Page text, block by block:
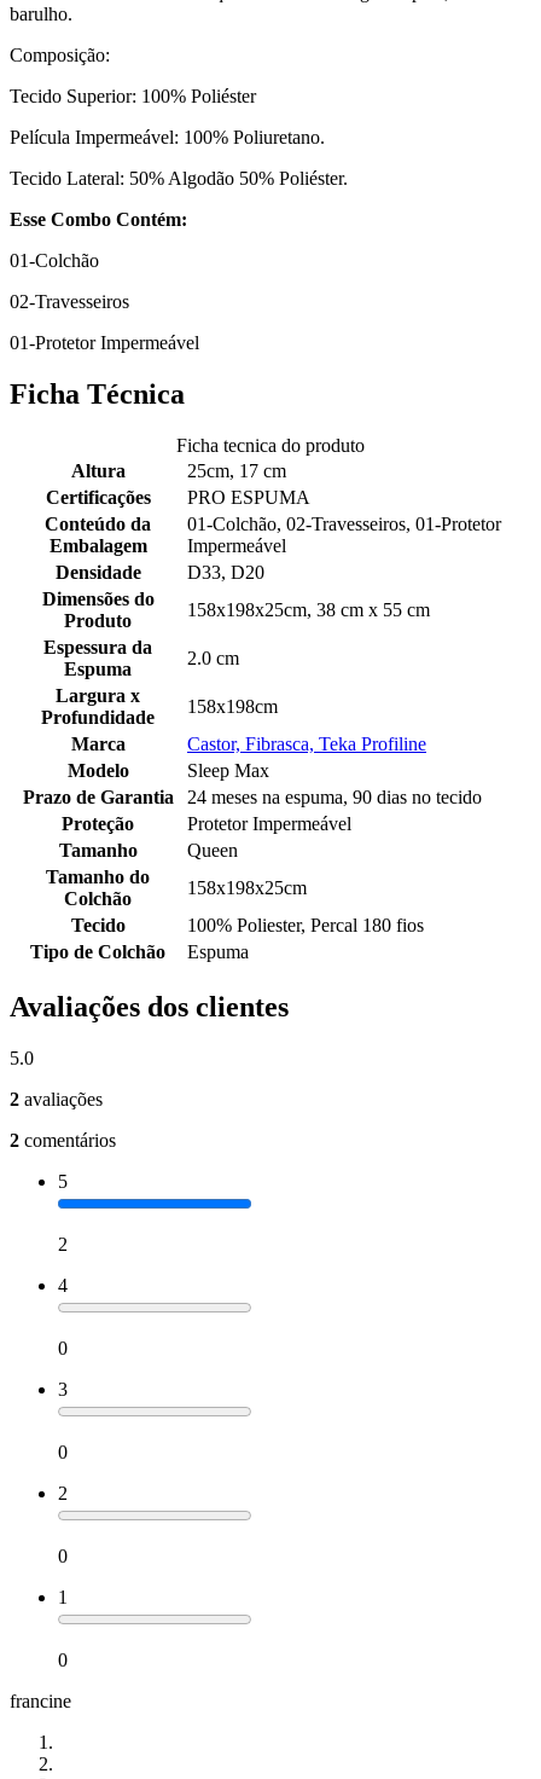
barulho.
Composição:
Tecido Superior: 100% Poliéster
Película Impermeável: 100% Poliuretano.
Tecido Lateral: 50% Algodão 50% Poliéster.
Esse Combo Contém:
01-Colchão
02-Travesseiros
01-Protetor Impermeável
Ficha Técnica
Ficha tecnica do produto
Altura
25cm, 17 cm
Certificações
PRO ESPUMA
Conteúdo da
Embalagem
01-Colchão, 02-Travesseiros, 01-Protetor
Impermeável
Densidade
D33, D20
Dimensões do
Produto
158x198x25cm, 38 cm x 55 cm
Espessura da
Espuma
2.0 cm
Largura x
Profundidade
158x198cm
Marca
Castor, Fibrasca, Teka Profiline
Modelo
Sleep Max
Prazo de Garantia
24 meses na espuma, 90 dias no tecido
Proteção
Protetor Impermeável
Tamanho
Queen
Tamanho do
Colchão
158x198x25cm
Tecido
100% Poliester, Percal 180 fios
Tipo de Colchão
Espuma
Avaliações dos clientes
5.0
2 avaliações
2 comentários
5
2
4
0
3
0
2
0
1
0
francine